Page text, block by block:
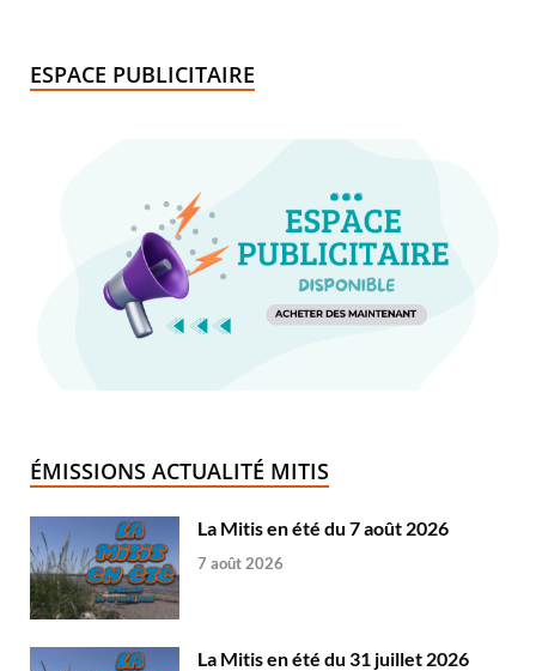
ESPACE PUBLICITAIRE
ÉMISSIONS ACTUALITÉ MITIS
La Mitis en été du 7 août 2026
7 août 2026
La Mitis en été du 31 juillet 2026